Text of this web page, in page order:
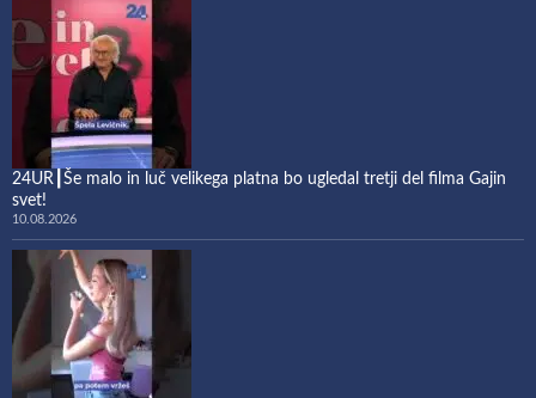
24UR┃Še malo in luč velikega platna bo ugledal tretji del filma Gajin
svet!
10.08.2026